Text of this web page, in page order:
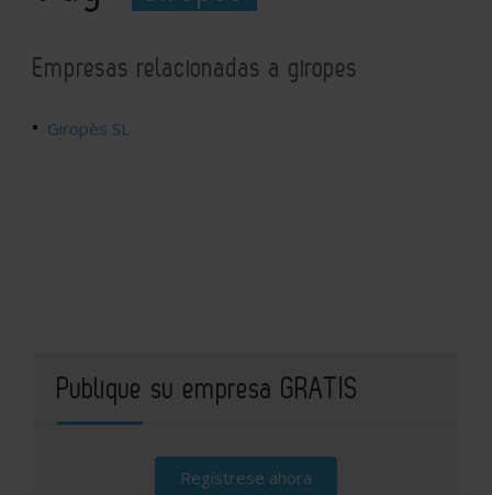
Empresas relacionadas a giropes
Giropès SL
Publique su empresa GRATIS
Regístrese ahora